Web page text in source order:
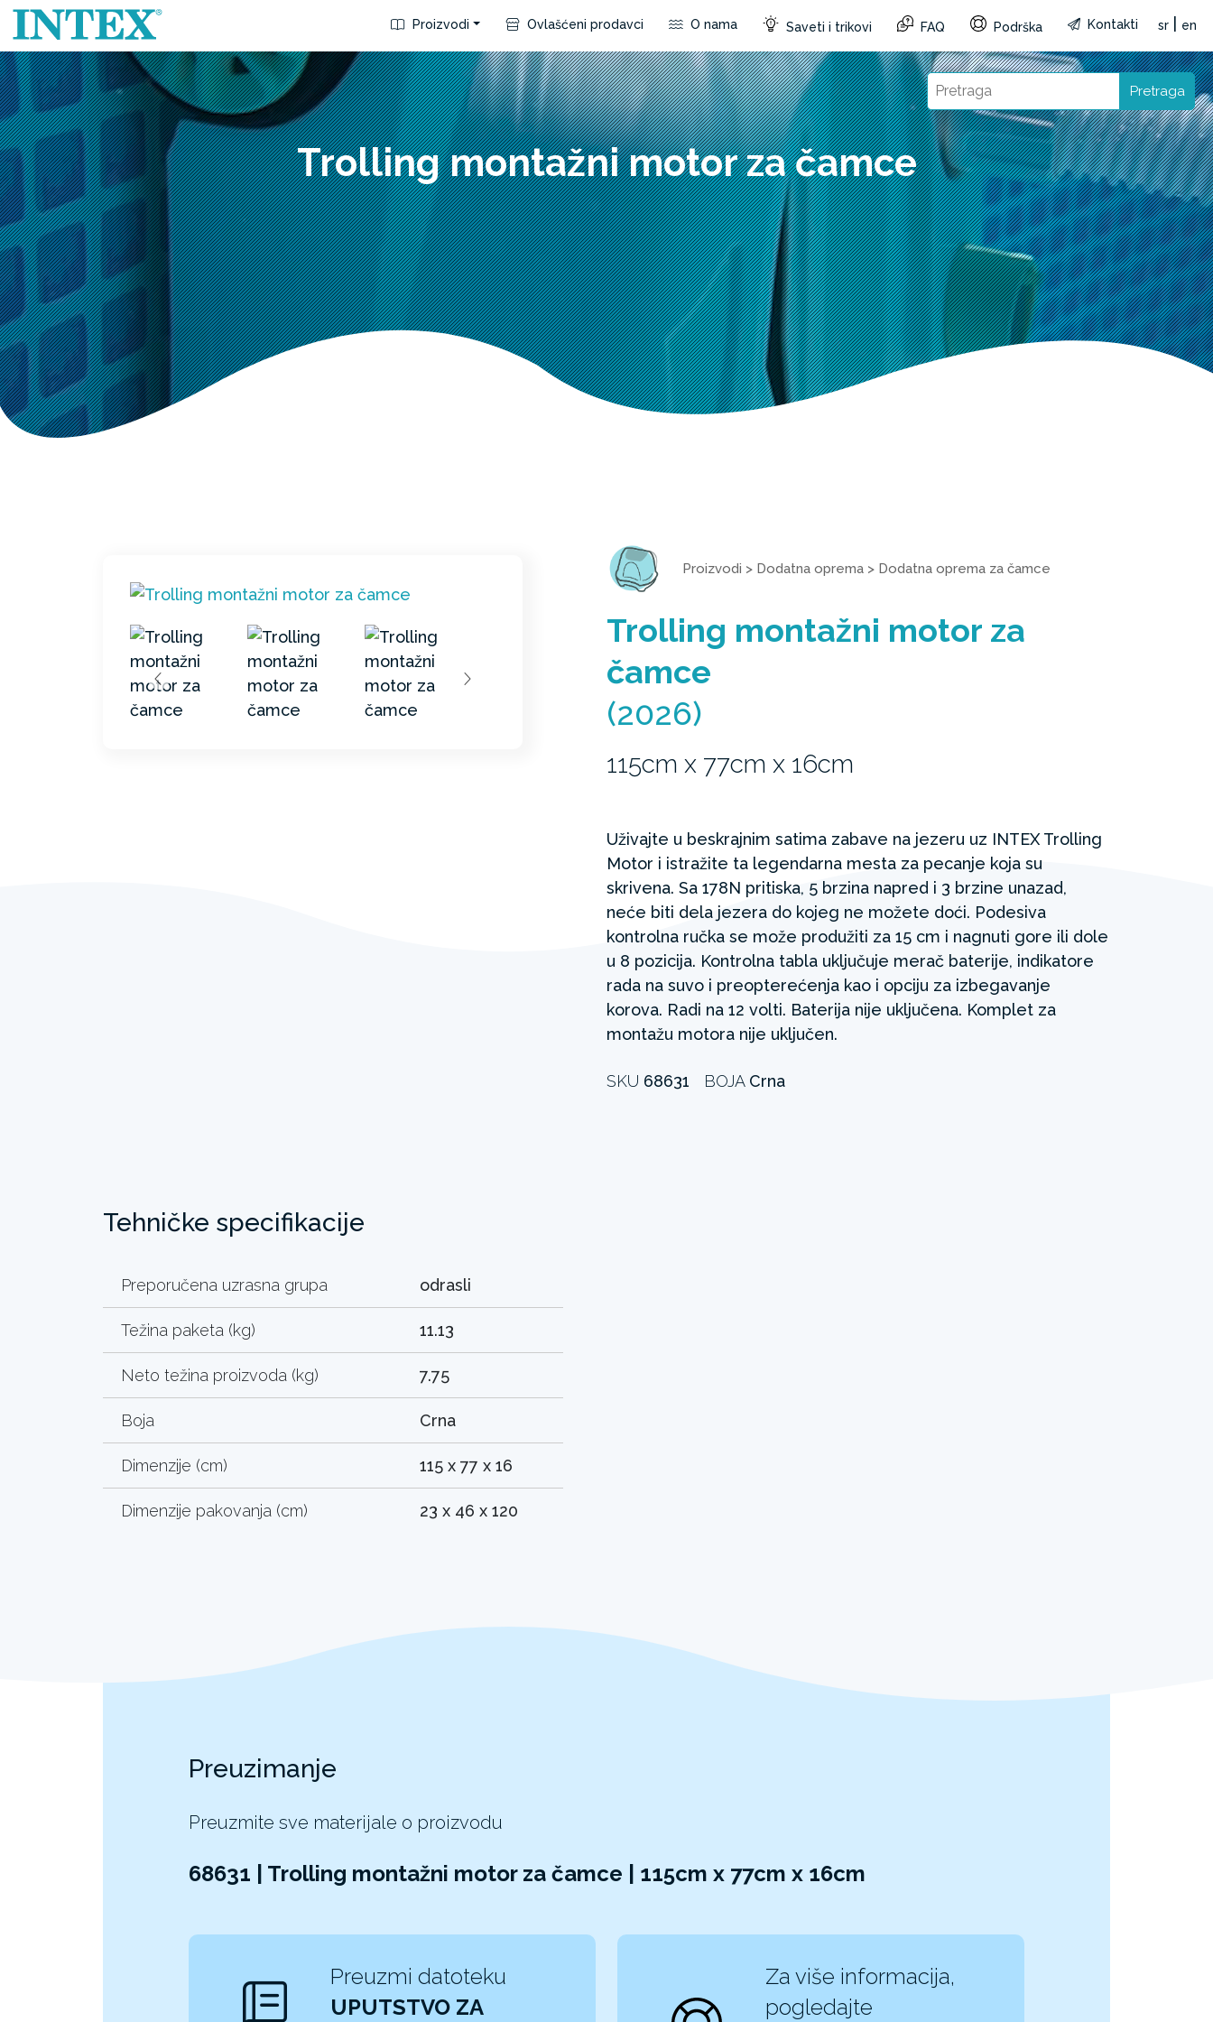
Proizvodi Ovlašćeni prodavci O nama Saveti i trikovi FAQ Podrška Kontakti sr en
Pretraga
Trolling montažni motor za čamce
Proizvodi > Dodatna oprema > Dodatna oprema za čamce
Trolling montažni motor za
čamce
(2026)
115cm x 77cm x 16cm
Uživajte u beskrajnim satima zabave na jezeru uz INTEX Trolling
Motor i istražite ta legendarna mesta za pecanje koja su
skrivena. Sa 178N pritiska, 5 brzina napred i 3 brzine unazad,
neće biti dela jezera do kojeg ne možete doći. Podesiva
kontrolna ručka se može produžiti za 15 cm i nagnuti gore ili dole
u ​​8 pozicija. Kontrolna tabla uključuje merač baterije, indikatore
rada na suvo i preopterećenja kao i opciju za izbegavanje
korova. Radi na 12 volti. Baterija nije uključena. Komplet za
montažu motora nije uključen.
SKU 68631 BOJA Crna
Tehničke specifikacije
Preporučena uzrasna grupa odrasli
Težina paketa (kg) 11.13
Neto težina proizvoda (kg) 7.75
Boja Crna
Dimenzije (cm) 115 x 77 x 16
Dimenzije pakovanja (cm) 23 x 46 x 120
Preuzimanje
Preuzmite sve materijale o proizvodu
68631 | Trolling montažni motor za čamce | 115cm x 77cm x 16cm
Preuzmi datoteku
UPUTSTVO ZA
Za više informacija,
pogledajte